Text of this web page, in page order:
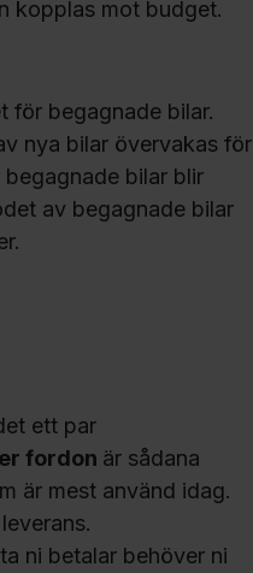
kopplas mot budget.
för begagnade bilar.
nya bilar övervakas för
bilar blir
av begagnade bilar
ett par
fordon är sådana
är mest använd idag.
ni betalar behöver ni